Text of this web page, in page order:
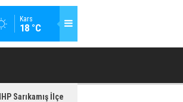
Kars
18 °C
FUTBOL ANTRENMANLARI SÜRÜYOR
Sarıkamış İlçe